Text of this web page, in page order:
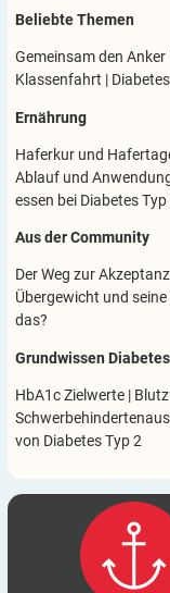
Beliebte Themen
Gemeinsam den Anker
Klassenfahrt |
Ernährung
Haferkur und
Ablauf und
essen bei Diabetes Typ
Aus der Community
Der Weg zur Akzeptanz
Übergewicht und
das?
Grundwissen Diabetes
HbA1c Zielwerte |
von Diabetes Typ 2